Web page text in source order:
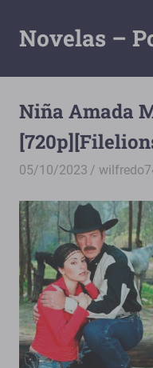
contenido
Novelas –
Descarga
Por
Mega
Niña Amada
05/10/2023